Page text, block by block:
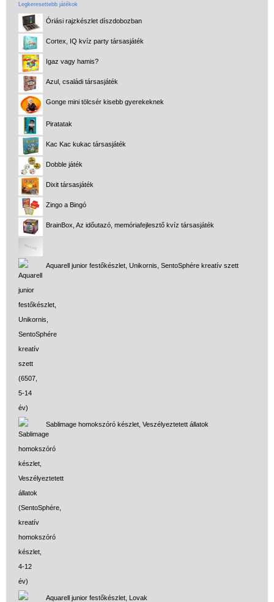
Legkeresettebb játékok
Óriási rajzkészlet díszdobozban
Cortex, IQ kvíz party társasjáték
Igaz vagy hamis?
Azul, családi társasjáték
Gonge mini tölcsér kisebb gyerekeknek
Piratatak
Kac Kac kukac társasjáték
Dobble játék
Dixit társasjáték
Zingo a Bingó
BrainBox, Az időutazó, memóriafejlesztő kvíz társasjáték
Aquarell junior festőkészlet, Unikornis, SentoSphére kreatív szett
Sablimage homokszóró készlet, Veszélyeztetett állatok
Aquarell junior festőkészlet, Lovak